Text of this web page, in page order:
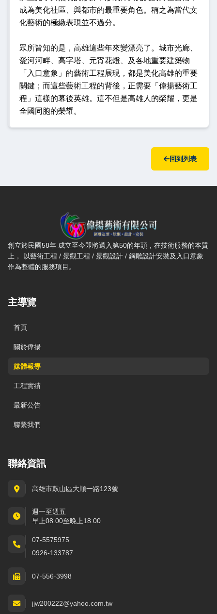
成為美化社區、與都市的最重要角色。稱之為當代文
化藝術的極緻表現並不過分。
眾所皆知的是，高雄這些年來變漂亮了。城市光廊、
愛河河畔、高字塔、元宵花燈、及各地重要建築物
「入口意象」的藝術工程展現，都是美化高雄的重要
關鍵；而這些藝術工程的背後，正需要「偉揚藝術工
程」這樣的幕後英雄。這不但是高雄人的榮耀，更是
全國同胞的榮耀。
回到列表
偉揚藝術有限公司 — 網站概要、主導覽與聯絡方式
創立於民國58年 成立至今即將邁入第50的年頭，在技術服務的本質
上， 以藝術工程 / 景觀工程 / 景觀設計 / 鋼雕設計安裝及入口意象
作為整體的服務項目。
主導覽
首頁
關於偉揚
媒體報導
工程實績
最新公告
聯繫我們
聯絡資訊
高雄市鼓山區大順一路123號
週一至週五
早上08:00至晚上18:00
07-5575975
0926-133787
07-556-3998
jjw200222@yahoo.com.tw